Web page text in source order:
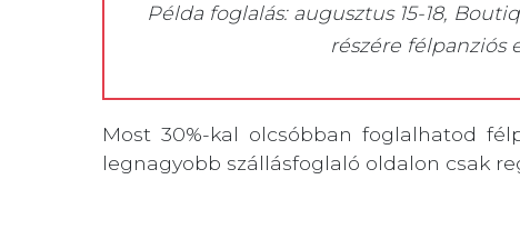
Példa foglalás: augusztus 15-18,
részére félpanziós
Most 30%-kal olcsóbban foglalhatod
legnagyobb szállásfoglaló oldalon csak